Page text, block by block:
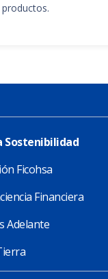
Sostenibilidad
Ficohsa
Financiera
Adelante